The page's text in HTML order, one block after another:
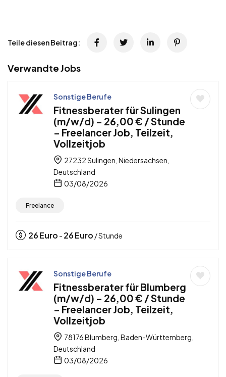
Teile diesen Beitrag:
Verwandte Jobs
Sonstige Berufe
Fitnessberater für Sulingen
(m/w/d) – 26,00 € / Stunde
– Freelancer Job, Teilzeit,
Vollzeitjob
27232 Sulingen, Niedersachsen,
Deutschland
03/08/2026
Freelance
26Euro - 26Euro / Stunde
Sonstige Berufe
Fitnessberater für Blumberg
(m/w/d) – 26,00 € / Stunde
– Freelancer Job, Teilzeit,
Vollzeitjob
78176 Blumberg, Baden-Württemberg,
Deutschland
03/08/2026